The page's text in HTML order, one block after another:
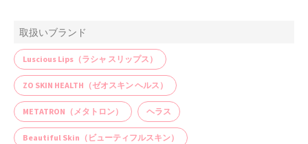
取扱いブランド
Luscious Lips（ラシャ スリップス）
ZO SKIN HEALTH（ゼオスキン ヘルス）
METATRON（メタトロン） ヘラス
Beautiful Skin（ビューティフルスキン）